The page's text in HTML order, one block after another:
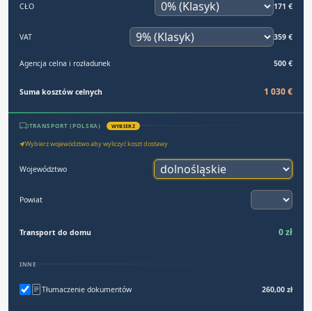
CŁO 171 €
VAT 359 €
Agencja celna i rozładunek 500 €
Suma kosztów celnych 1 030 €
TRANSPORT (POLSKA) WYBIERZ
Wybierz województwo aby wyliczyć koszt dostawy
Województwo
Powiat
Transport do domu 0 zł
INNE
Tłumaczenie dokumentów 260,00 zł